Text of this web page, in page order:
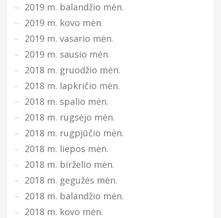
2019 m. balandžio mėn.
2019 m. kovo mėn.
2019 m. vasario mėn.
2019 m. sausio mėn.
2018 m. gruodžio mėn.
2018 m. lapkričio mėn.
2018 m. spalio mėn.
2018 m. rugsėjo mėn.
2018 m. rugpjūčio mėn.
2018 m. liepos mėn.
2018 m. birželio mėn.
2018 m. gegužės mėn.
2018 m. balandžio mėn.
2018 m. kovo mėn.